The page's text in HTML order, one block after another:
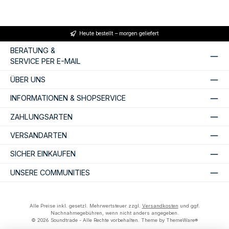
Heute bestellt – morgen geliefert
BERATUNG &
SERVICE PER E-MAIL
ÜBER UNS
INFORMATIONEN & SHOPSERVICE
ZAHLUNGSARTEN
VERSANDARTEN
SICHER EINKAUFEN
UNSERE COMMUNITIES
Alle Preise inkl. gesetzl. Mehrwertsteuer zzgl. Versandkosten und ggf.
Nachnahmegebühren, wenn nicht anders angegeben.
© 2026 Soundtrade - Alle Rechte vorbehalten. Theme by ThemeWare®